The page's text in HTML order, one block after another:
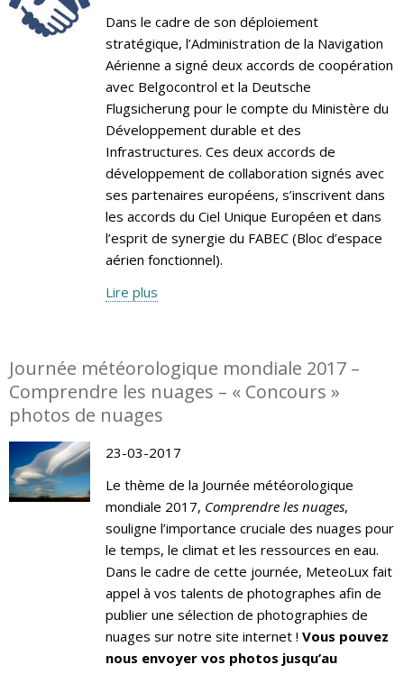
Dans le cadre de son déploiement
stratégique, l’Administration de la Navigation
Aérienne a signé deux accords de coopération
avec Belgocontrol et la Deutsche
Flugsicherung pour le compte du Ministère du
Développement durable et des
Infrastructures. Ces deux accords de
développement de collaboration signés avec
ses partenaires européens, s’inscrivent dans
les accords du Ciel Unique Européen et dans
l’esprit de synergie du FABEC (Bloc d’espace
aérien fonctionnel).
Lire plus
Journée météorologique mondiale 2017 –
Comprendre les nuages – « Concours »
photos de nuages
23-03-2017
Le thème de la Journée météorologique
mondiale 2017, Comprendre les nuages,
souligne l’importance cruciale des nuages pour
le temps, le climat et les ressources en eau.
Dans le cadre de cette journée, MeteoLux fait
appel à vos talents de photographes afin de
publier une sélection de photographies de
nuages sur notre site internet ! Vous pouvez
nous envoyer vos photos jusqu’au